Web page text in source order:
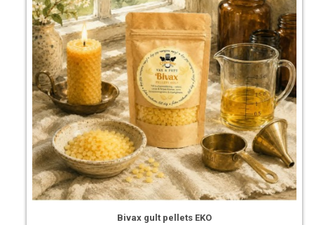
Bivax gult pellets EKO